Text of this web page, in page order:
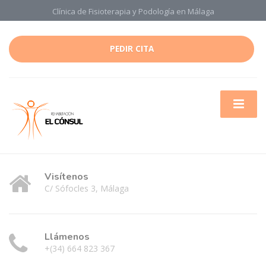
Clínica de Fisioterapia y Podología en Málaga
PEDIR CITA
Visítenos
C/ Sófocles 3, Málaga
Llámenos
+(34) 664 823 367